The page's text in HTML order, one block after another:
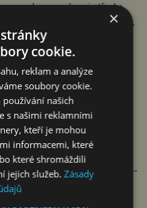
spolu s poslanci středu.
zradu v krajních táborech.
obávají, že v případě
nárůst veřejných
Francie (přes 100 %
tedy – slovy serveru
Evropy. Obavy
se ozývají čím dál častěji.
×
cookie.
reklam a analýze
soubory cookie.
našich
s našimi reklamními
kteří je mohou
informacemi, které
které shromáždili
jejich služeb.Zásady